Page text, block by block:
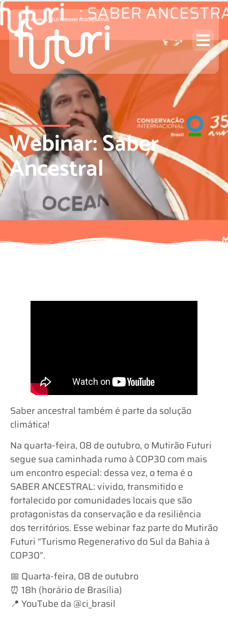
Webinar: Saber
Ancestral
Saber ancestral também é parte da solução
climática!
Na quarta-feira, 08 de outubro, o Mutirão Futuri
segue sua caminhada rumo à COP30 com mais
um encontro especial: dessa vez, o tema é o
SABER ANCESTRAL: vivido, transmitido e
fortalecido por comunidades locais que são
protagonistas da conservação e da resiliência
dos territórios. Esse webinar faz parte do Mutirão
Futuri “Turismo Regenerativo do Sul da Bahia à
COP30”.
📅 Quarta-feira, 08 de outubro
⏰ 18h (horário de Brasília)
📍 YouTube da @ci_brasil